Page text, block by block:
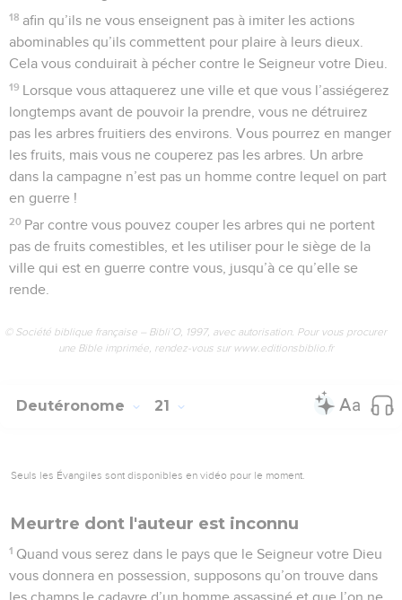
18 afin qu’ils ne vous enseignent pas à imiter les actions
abominables qu’ils commettent pour plaire à leurs dieux.
Cela vous conduirait à pécher contre le Seigneur votre Dieu.
19 Lorsque vous attaquerez une ville et que vous l’assiégerez
longtemps avant de pouvoir la prendre, vous ne détruirez
pas les arbres fruitiers des environs. Vous pourrez en manger
les fruits, mais vous ne couperez pas les arbres. Un arbre
dans la campagne n’est pas un homme contre lequel on part
en guerre !
20 Par contre vous pouvez couper les arbres qui ne portent
pas de fruits comestibles, et les utiliser pour le siège de la
ville qui est en guerre contre vous, jusqu’à ce qu’elle se
rende.
© Société biblique française – Bibli’O, 1997, avec autorisation. Pour vous procurer
une Bible imprimée, rendez-vous sur www.editionsbiblio.fr
Deutéronome 21
Seuls les Évangiles sont disponibles en vidéo pour le moment.
Meurtre dont l'auteur est inconnu
1 Quand vous serez dans le pays que le Seigneur votre Dieu
vous donnera en possession, supposons qu’on trouve dans
les champs le cadavre d’un homme assassiné et que l’on ne